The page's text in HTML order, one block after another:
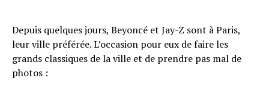
Depuis quelques jours, Beyoncé et Jay-Z sont à Paris,
leur ville préférée. L’occasion pour eux de faire les
grands classiques de la ville et de prendre pas mal de
photos :